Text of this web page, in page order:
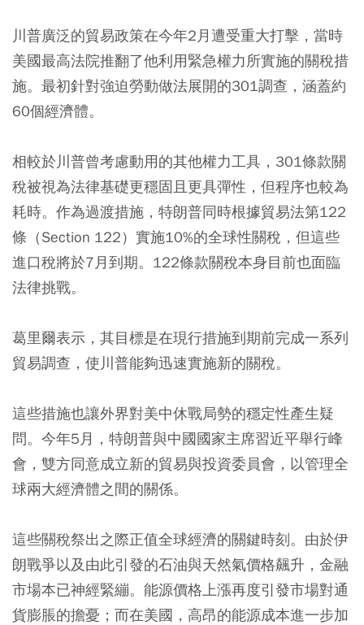
川普廣泛的貿易政策在今年2月遭受重大打擊，當時
美國最高法院推翻了他利用緊急權力所實施的關稅措
施。最初針對強迫勞動做法展開的301調查，涵蓋約
60個經濟體。
相較於川普曾考慮動用的其他權力工具，301條款關
稅被視為法律基礎更穩固且更具彈性，但程序也較為
耗時。作為過渡措施，特朗普同時根據貿易法第122
條（Section 122）實施10%的全球性關稅，但這些
進口稅將於7月到期。122條款關稅本身目前也面臨
法律挑戰。
葛里爾表示，其目標是在現行措施到期前完成一系列
貿易調查，使川普能夠迅速實施新的關稅。
這些措施也讓外界對美中休戰局勢的穩定性產生疑
問。今年5月，特朗普與中國國家主席習近平舉行峰
會，雙方同意成立新的貿易與投資委員會，以管理全
球兩大經濟體之間的關係。
這些關稅祭出之際正值全球經濟的關鍵時刻。由於伊
朗戰爭以及由此引發的石油與天然氣價格飆升，金融
市場本已神經緊繃。能源價格上漲再度引發市場對通
貨膨脹的擔憂；而在美國，高昂的能源成本進一步加